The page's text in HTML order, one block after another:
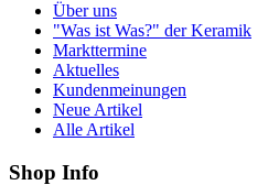
Über uns
"Was ist Was?" der Keramik
Markttermine
Aktuelles
Kundenmeinungen
Neue Artikel
Alle Artikel
Shop Info